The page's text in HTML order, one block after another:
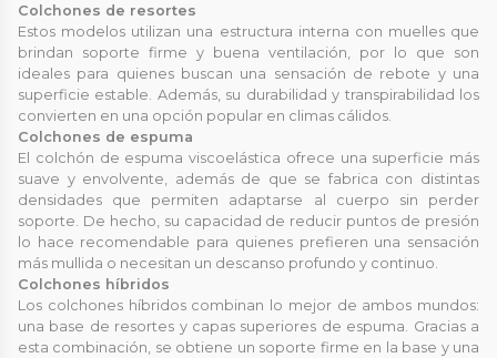
Colchones de resortes
Estos modelos utilizan una estructura interna con muelles que
brindan soporte firme y buena ventilación, por lo que son
ideales para quienes buscan una sensación de rebote y una
superficie estable. Además, su durabilidad y transpirabilidad los
convierten en una opción popular en climas cálidos.
Colchones de espuma
El colchón de espuma viscoelástica ofrece una superficie más
suave y envolvente, además de que se fabrica con distintas
densidades que permiten adaptarse al cuerpo sin perder
soporte. De hecho, su capacidad de reducir puntos de presión
lo hace recomendable para quienes prefieren una sensación
más mullida o necesitan un descanso profundo y continuo.
Colchones híbridos
Los colchones híbridos combinan lo mejor de ambos mundos:
una base de resortes y capas superiores de espuma. Gracias a
esta combinación, se obtiene un soporte firme en la base y una